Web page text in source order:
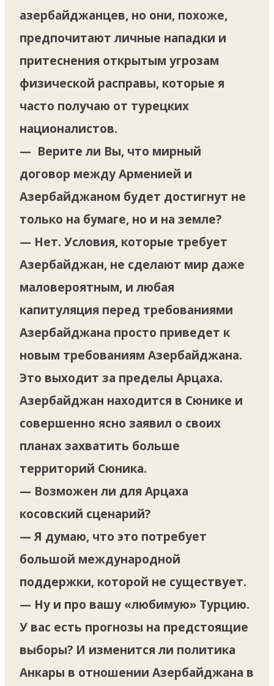
азербайджанцев, но они, похоже,
предпочитают личные нападки и
притеснения открытым угрозам
физической расправы, которые я
часто получаю от турецких
националистов.
— Верите ли Вы, что мирный
договор между Арменией и
Азербайджаном будет достигнут не
только на бумаге, но и на земле?
— Нет. Условия, которые требует
Азербайджан, не сделают мир даже
маловероятным, и любая
капитуляция перед требованиями
Азербайджана просто приведет к
новым требованиям Азербайджана.
Это выходит за пределы Арцаха.
Азербайджан находится в Сюнике и
совершенно ясно заявил о своих
планах захватить больше
территорий Сюника.
— Возможен ли для Арцаха
косовский сценарий?
— Я думаю, что это потребует
большой международной
поддержки, которой не существует.
— Ну и про вашу «любимую» Турцию.
У вас есть прогнозы на предстоящие
выборы? И изменится ли политика
Анкары в отношении Азербайджана в